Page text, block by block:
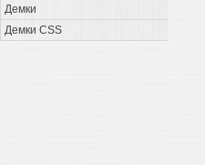
Демки
Демки CSS